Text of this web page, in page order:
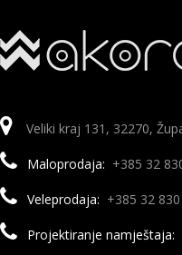
Veliki kraj 131, 32270,
Maloprodaja: +385 32
Veleprodaja: +385 32
Projektiranje namještaja: